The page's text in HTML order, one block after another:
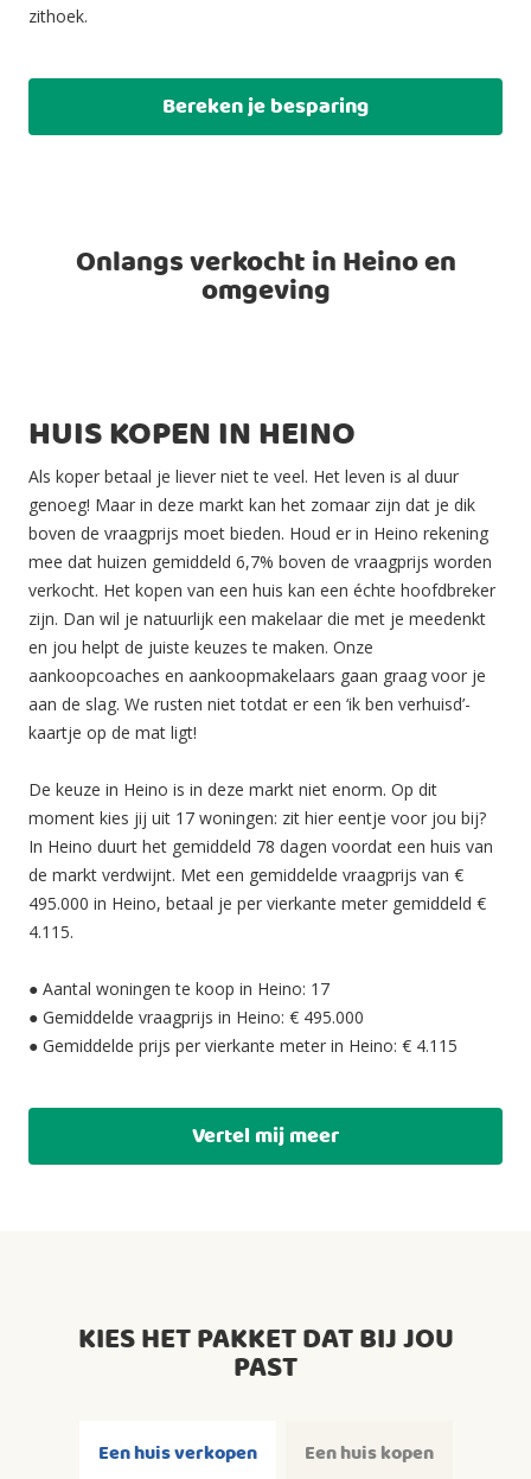
zithoek.
Bereken je besparing
Onlangs verkocht in Heino en
omgeving
HUIS KOPEN IN HEINO
Als koper betaal je liever niet te veel. Het leven is al duur
genoeg! Maar in deze markt kan het zomaar zijn dat je dik
boven de vraagprijs moet bieden. Houd er in Heino rekening
mee dat huizen gemiddeld 6,7% boven de vraagprijs worden
verkocht. Het kopen van een huis kan een échte hoofdbreker
zijn. Dan wil je natuurlijk een makelaar die met je meedenkt
en jou helpt de juiste keuzes te maken. Onze
aankoopcoaches en aankoopmakelaars gaan graag voor je
aan de slag. We rusten niet totdat er een ‘ik ben verhuisd’-
kaartje op de mat ligt!
De keuze in Heino is in deze markt niet enorm. Op dit
moment kies jij uit 17 woningen: zit hier eentje voor jou bij?
In Heino duurt het gemiddeld 78 dagen voordat een huis van
de markt verdwijnt. Met een gemiddelde vraagprijs van €
495.000 in Heino, betaal je per vierkante meter gemiddeld €
4.115.
● Aantal woningen te koop in Heino: 17
● Gemiddelde vraagprijs in Heino: € 495.000
● Gemiddelde prijs per vierkante meter in Heino: € 4.115
Vertel mij meer
KIES HET PAKKET DAT BIJ JOU
PAST
Een huis verkopen Een huis kopen